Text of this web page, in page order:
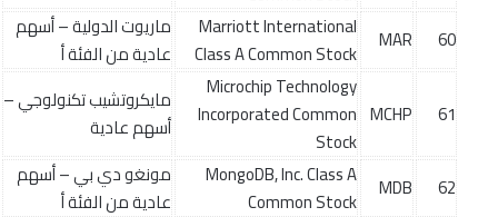
60
MAR
Marriott International
Class A Common Stock
ماريوت الدولية – أسهم
عادية من الفئة أ
61
MCHP
Microchip Technology
Incorporated Common
Stock
مايكروتشيب تكنولوجي –
أسهم عادية
62
MDB
MongoDB, Inc. Class A
Common Stock
مونغو دي بي – أسهم
عادية من الفئة أ